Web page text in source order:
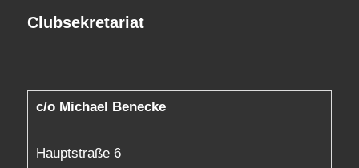
Clubsekretariat
c/o Michael Benecke
Hauptstraße 6